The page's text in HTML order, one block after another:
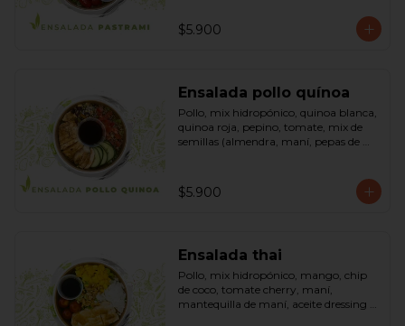
(vinagre de vino blanco, azúcar,
mostaza). Bowl.
$5.900
Ensalada pollo quínoa
Pollo, mix hidropónico, quinoa blanca,
quinoa roja, pepino, tomate, mix de
semillas (almendra, maní, pepas de
mostaza (salsa de soya, azúcar, limón,
aceite de sésamo y mostaza). Bowl.
$5.900
Ensalada thai
Pollo, mix hidropónico, mango, chip
de coco, tomate cherry, maní,
mantequilla de maní, aceite dressing